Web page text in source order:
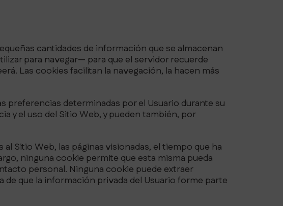
cantidades de información que se almacenan
para navegar— para que el servidor recuerde
Las cookies facilitan la navegación, la hacen más
preferencias determinadas por el Usuario durante su
y el uso del Sitio Web, y pueden también, por
Sitio Web, las páginas visionadas, el tiempo que ha
ninguna cookie permite que esta misma pueda
personal. Ninguna cookie puede extraer
que la información privada del Usuario forme parte